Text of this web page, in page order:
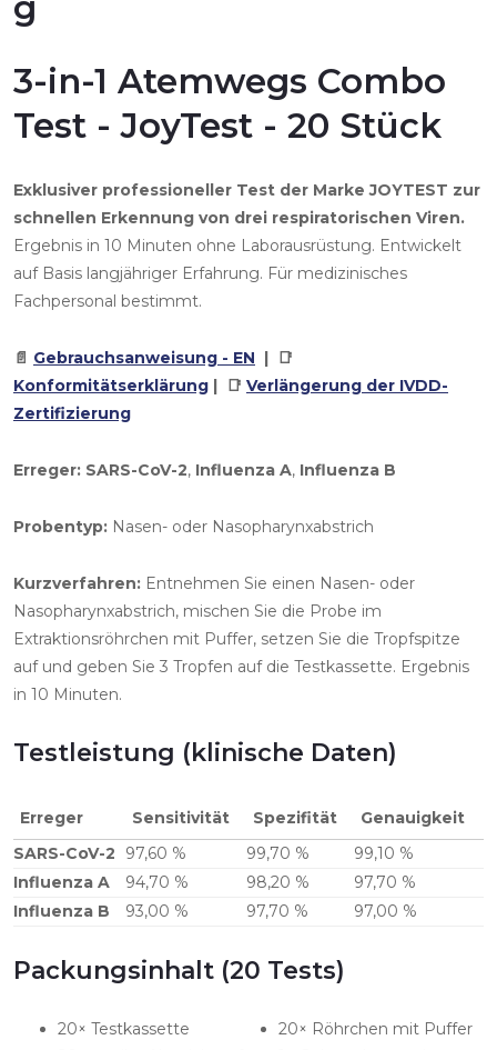
3-in-1 Atemwegs Combo
Test - JoyTest - 20 Stück
Exklusiver professioneller Test der Marke JOYTEST zur
schnellen Erkennung von drei respiratorischen Viren.
Ergebnis in 10 Minuten ohne Laborausrüstung. Entwickelt
auf Basis langjähriger Erfahrung. Für medizinisches
Fachpersonal bestimmt.
📄 Gebrauchsanweisung - EN | 📑
Konformitätserklärung | 📑 Verlängerung der IVDD-
Zertifizierung
Erreger: SARS-CoV-2, Influenza A, Influenza B
Probentyp: Nasen- oder Nasopharynxabstrich
Kurzverfahren: Entnehmen Sie einen Nasen- oder
Nasopharynxabstrich, mischen Sie die Probe im
Extraktionsröhrchen mit Puffer, setzen Sie die Tropfspitze
auf und geben Sie 3 Tropfen auf die Testkassette. Ergebnis
in 10 Minuten.
Testleistung (klinische Daten)
Erreger Sensitivität Spezifität
Genauigkeit
SARS-CoV-2
97,60 % 99,70 %
99,10 %
Influenza A
94,70 % 98,20 %
97,70 %
Influenza B
93,00 % 97,70 % 97,00 %
Packungsinhalt (20 Tests)
20× Testkassette
20× Röhrchen mit Puffer